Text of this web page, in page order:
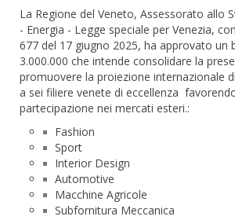
La Regione del Veneto, Assessorato allo
- Energia - Legge speciale per Venezia,
677 del 17 giugno 2025, ha approvato un
3.000.000 che intende consolidare la
promuovere la proiezione internazionale
a sei filiere venete di eccellenza
partecipazione nei mercati esteri.:
Fashion
Sport
Interior Design
Automotive
Macchine Agricole
Subfornitura Meccanica